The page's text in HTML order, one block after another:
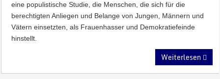
eine populistische Studie, die Menschen, die sich für die
berechtigten Anliegen und Belange von Jungen, Männern und
Vätern einsetzten, als Frauenhasser und Demokratiefeinde
hinstellt.
Weiterlesen